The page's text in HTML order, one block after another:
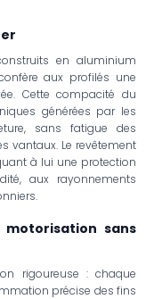
en aluminium
aux profilés une
Cette compacité du
générées par les
sans fatigue des
vantaux. Le revêtement
à lui une protection
aux rayonnements
sans
rigoureuse : chaque
précise des fins